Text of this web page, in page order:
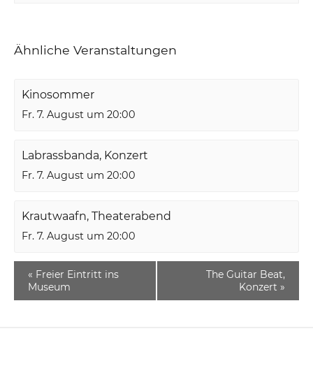
Ähnliche Veranstaltungen
Kinosommer
Fr. 7. August um 20:00
Labrassbanda, Konzert
Fr. 7. August um 20:00
Krautwaafn, Theaterabend
Fr. 7. August um 20:00
« Freier Eintritt ins
Museum
The Guitar Beat,
Konzert »